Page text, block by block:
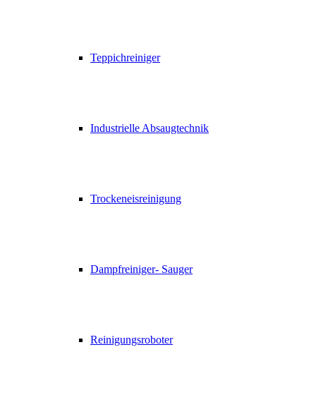
Teppichreiniger
Industrielle Absaugtechnik
Trockeneisreinigung
Dampfreiniger- Sauger
Reinigungsroboter